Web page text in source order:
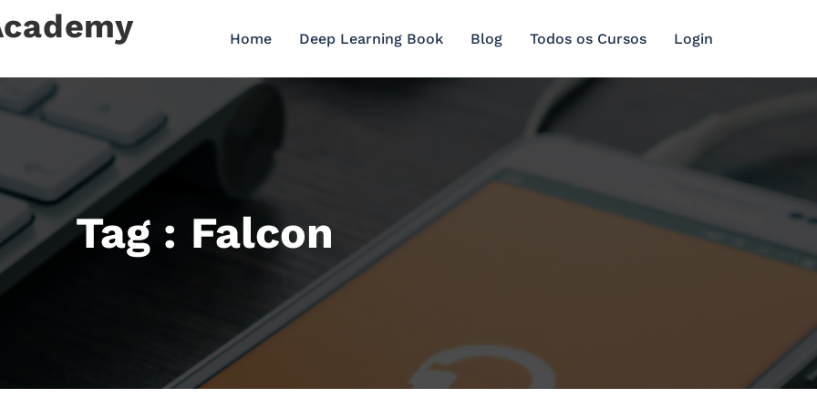
Home Deep Learning Book Blog Todos os Cursos Login
Tag : Falcon